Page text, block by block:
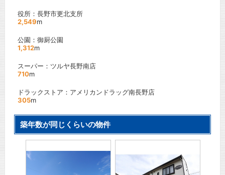
役所：長野市更北支所
2,549m
公園：御厨公園
1,312m
スーパー：ツルヤ長野南店
710m
ドラックストア：アメリカンドラッグ南長野店
305m
築年数が同じくらいの物件